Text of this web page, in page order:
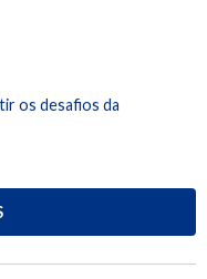
os desafios da